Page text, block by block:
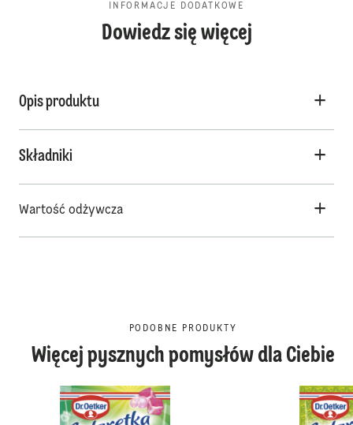
INFORMACJE DODATKOWE
Dowiedz się więcej
Opis produktu
Składniki
Wartość odżywcza
PODOBNE PRODUKTY
Więcej pysznych pomysłów dla Ciebie